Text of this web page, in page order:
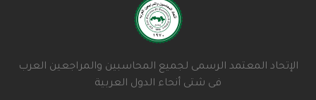
الإتحاد المعتمد الرسمى لجميع المحاسبين والمراجعين العرب
فى شتى أنحاء الدول العربية